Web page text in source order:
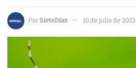
PorSieteDías 10 de julio de 2023